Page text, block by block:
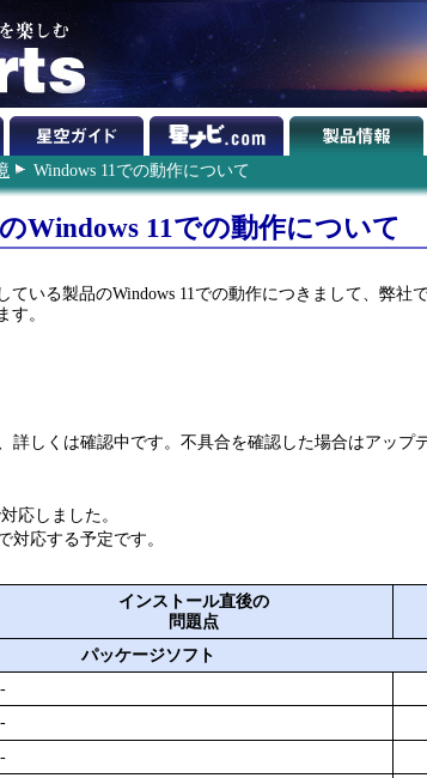
Windows 11での動作について
Windows 11での動作について
いる製品のWindows 11での動作につきまして、弊社
す。
詳しくは確認中です。不具合を確認した場合はアップ
応しました。
対応する予定です。
インストール直後の
問題点
パッケージソフト
-
-
-